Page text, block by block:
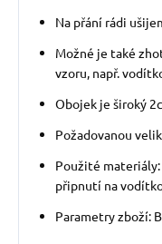
Na přání rádi
Možné je také
vzoru, např.
Obojek je široký
Požadovanou
Použité
připnutí na
Parametry zboží: